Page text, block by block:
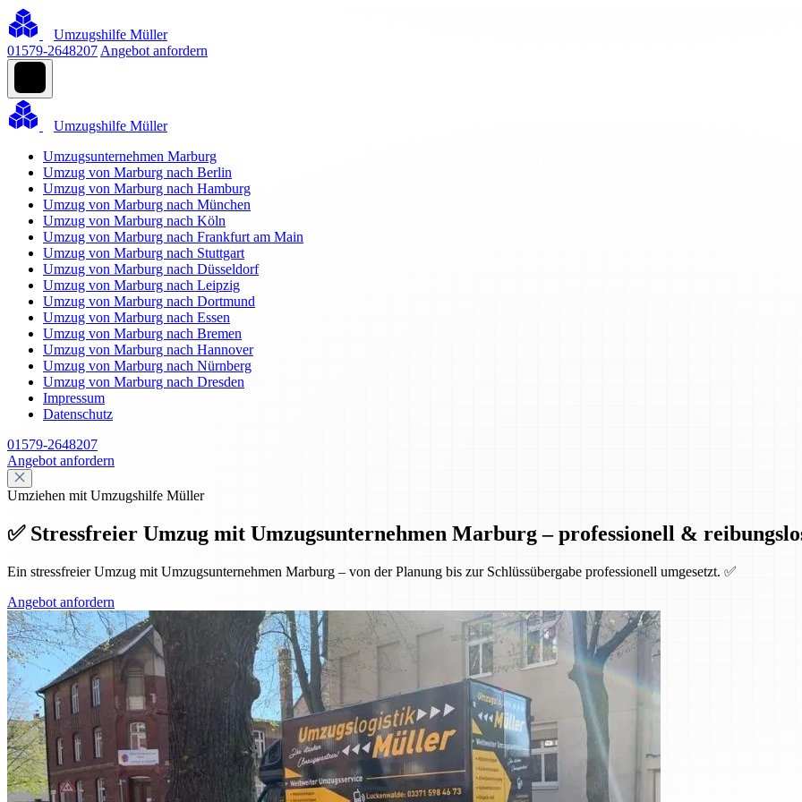
Umzugshilfe Müller
01579-2648207 Angebot anfordern
Umzugshilfe Müller
Umzugsunternehmen Marburg
Umzug von Marburg nach Berlin
Umzug von Marburg nach Hamburg
Umzug von Marburg nach München
Umzug von Marburg nach Köln
Umzug von Marburg nach Frankfurt am Main
Umzug von Marburg nach Stuttgart
Umzug von Marburg nach Düsseldorf
Umzug von Marburg nach Leipzig
Umzug von Marburg nach Dortmund
Umzug von Marburg nach Essen
Umzug von Marburg nach Bremen
Umzug von Marburg nach Hannover
Umzug von Marburg nach Nürnberg
Umzug von Marburg nach Dresden
Impressum
Datenschutz
01579-2648207
Angebot anfordern
Umziehen mit Umzugshilfe Müller
✅ Stressfreier Umzug mit Umzugsunternehmen Marburg – professionell &
Ein stressfreier Umzug mit Umzugsunternehmen Marburg – von der Planung bis zur Schlüssübergabe professionell umgesetzt. ✅
Angebot anfordern